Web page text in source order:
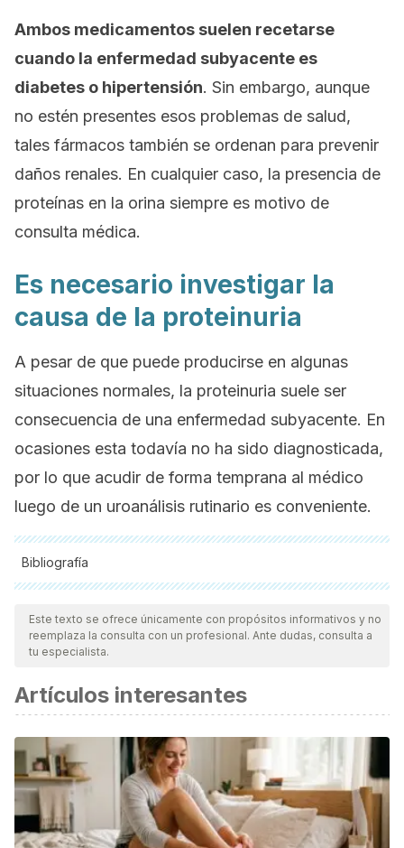
Ambos medicamentos suelen recetarse
cuando la enfermedad subyacente es
diabetes o hipertensión. Sin embargo, aunque
no estén presentes esos problemas de salud,
tales fármacos también se ordenan para prevenir
daños renales. En cualquier caso, la presencia de
proteínas en la orina siempre es motivo de
consulta médica.
Es necesario investigar la
causa de la proteinuria
A pesar de que puede producirse en algunas
situaciones normales, la proteinuria suele ser
consecuencia de una enfermedad subyacente. En
ocasiones esta todavía no ha sido diagnosticada,
por lo que acudir de forma temprana al médico
luego de un uroanálisis rutinario es conveniente.
Bibliografía
Todas las fuentes citadas fueron revisadas a profundidad por
nuestro equipo, para asegurar su calidad, confiabilidad,
vigencia y validez.La bibliografía de este artículo fue
científica.
Farías, R., Páez, N., García, E. A., Marino, A., Herrera, B., &
Padilla, E. (2015). Correlación entre cociente
proteína/creatinina y proteinuria de 24 horas en pacientes
con enfermedad renal. Acta bioquímica clínica
latinoamericana, 49(2), 215-220.
Este texto se ofrece únicamente con propósitos informativos y no
reemplaza la consulta con un profesional. Ante dudas, consulta a
tu especialista.
Artículos interesantes